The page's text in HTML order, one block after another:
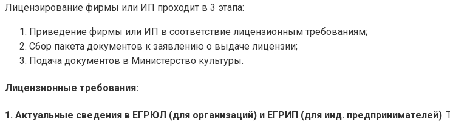
Лицензирование фирмы или ИП проходит в 3 этапа:
Приведение фирмы или ИП в соответствие лицензионным требованиям;
Сбор пакета документов к заявлению о выдаче лицензии;
Подача документов в Министерство культуры.
Лицензионные требования:
1. Актуальные сведения в ЕГРЮЛ (для организаций) и ЕГРИП (для инд. предпринимателей).